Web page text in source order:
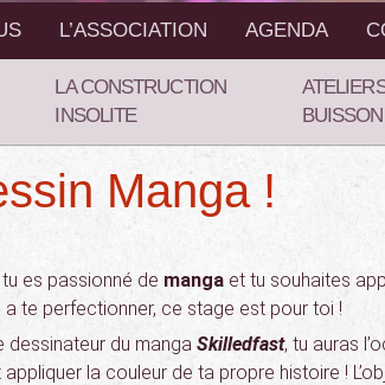
L’ASSOCIATION AGENDA
LA CONSTRUCTION
INSOLITE
Manga !
tu es passionné de manga et tu souhaites
a te perfectionner, ce stage est pour toi !
dessinateur du manga Skilledfast, tu auras
la couleur de ta propre histoire !